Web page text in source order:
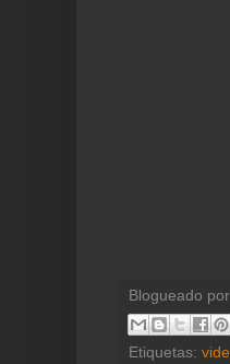
Blogueado por
Etiquetas: